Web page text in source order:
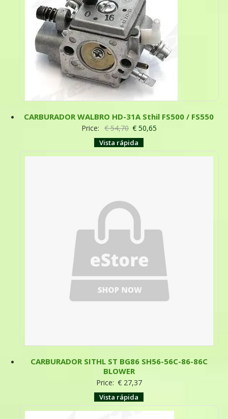
CARBURADOR WALBRO HD-31A Sthil FS500 / FS550
Price: €54,70 €50,65
Vista rápida
CARBURADOR SITHL ST BG86 SH56-56C-86-86C
BLOWER
Price: €27,37
Vista rápida